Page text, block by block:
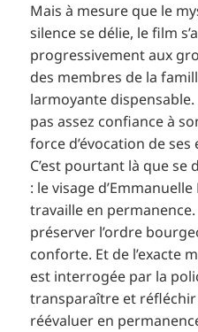
Mais à mesure que le
silence se délie, le film
progressivement aux
des membres de la
larmoyante
pas assez confiance à
force d’évocation de
C’est pourtant là que se
: le visage
travaille en
préserver l’ordre
conforte. Et de l’exacte
est interrogée par la
transparaître et
réévaluer en